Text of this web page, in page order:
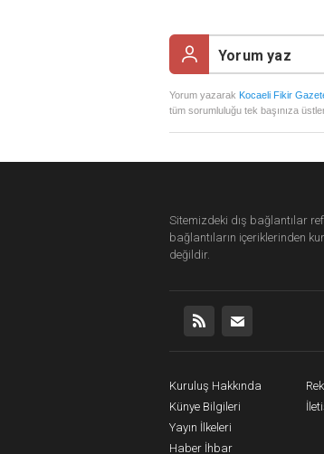
Yorum yazarak Kocaeli Fikir
tüm sorumluluğu tek başınıza
Sitemizdeki dış bağlantılar
bağlantıların içeriklerinden
değildir.
Kuruluş Hakkında
Künye Bilgileri
Yayın İlkeleri
Haber İhbar